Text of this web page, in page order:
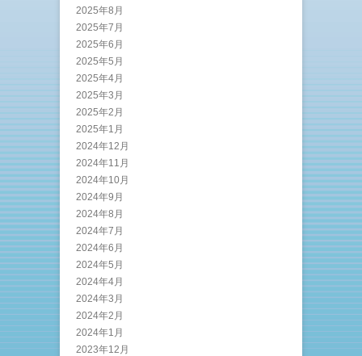
2025年8月
2025年7月
2025年6月
2025年5月
2025年4月
2025年3月
2025年2月
2025年1月
2024年12月
2024年11月
2024年10月
2024年9月
2024年8月
2024年7月
2024年6月
2024年5月
2024年4月
2024年3月
2024年2月
2024年1月
2023年12月